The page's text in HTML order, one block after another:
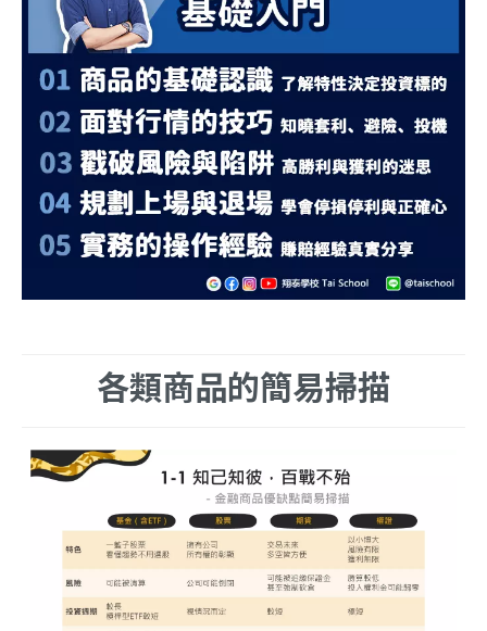
各類商品的簡易掃描